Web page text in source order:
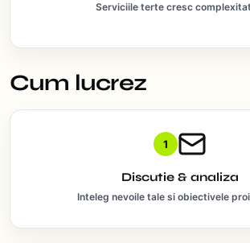
Serviciile terte cresc
Cum lucrez
1
Discutie & analiza
Inteleg nevoile tale si obiectivele